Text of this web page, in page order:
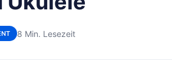
8 Min. Lesezeit